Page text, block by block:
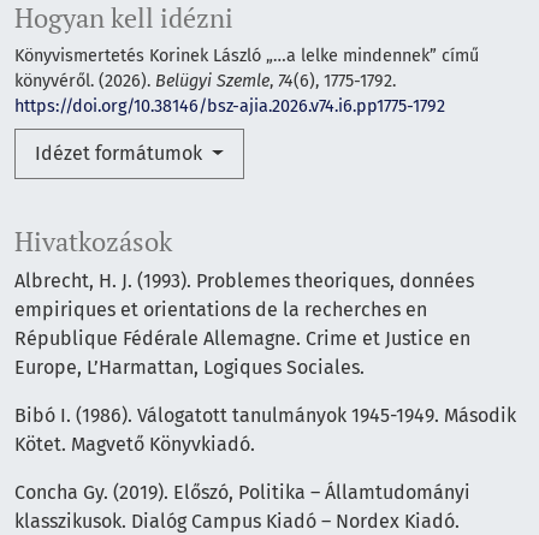
Hogyan kell idézni
Könyvismertetés Korinek László „…a lelke mindennek” című
könyvéről. (2026). Belügyi Szemle, 74(6), 1775-1792.
https://doi.org/10.38146/bsz-ajia.2026.v74.i6.pp1775-1792
Idézet formátumok
Hivatkozások
Albrecht, H. J. (1993). Problemes theoriques, données
empiriques et orientations de la recherches en
République Fédérale Allemagne. Crime et Justice en
Europe, L’Harmattan, Logiques Sociales.
Bibó I. (1986). Válogatott tanulmányok 1945-1949. Második
Kötet. Magvető Könyvkiadó.
Concha Gy. (2019). Előszó, Politika – Államtudományi
klasszikusok. Dialóg Campus Kiadó – Nordex Kiadó.